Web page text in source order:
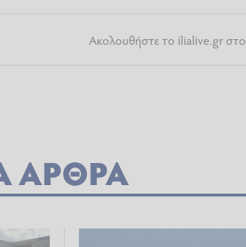
Ακολουθήστε το ilialive.gr στο
ΆΡΘΡΑ